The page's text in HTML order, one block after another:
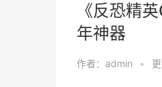
《反恐精
年神器
作者： admin •